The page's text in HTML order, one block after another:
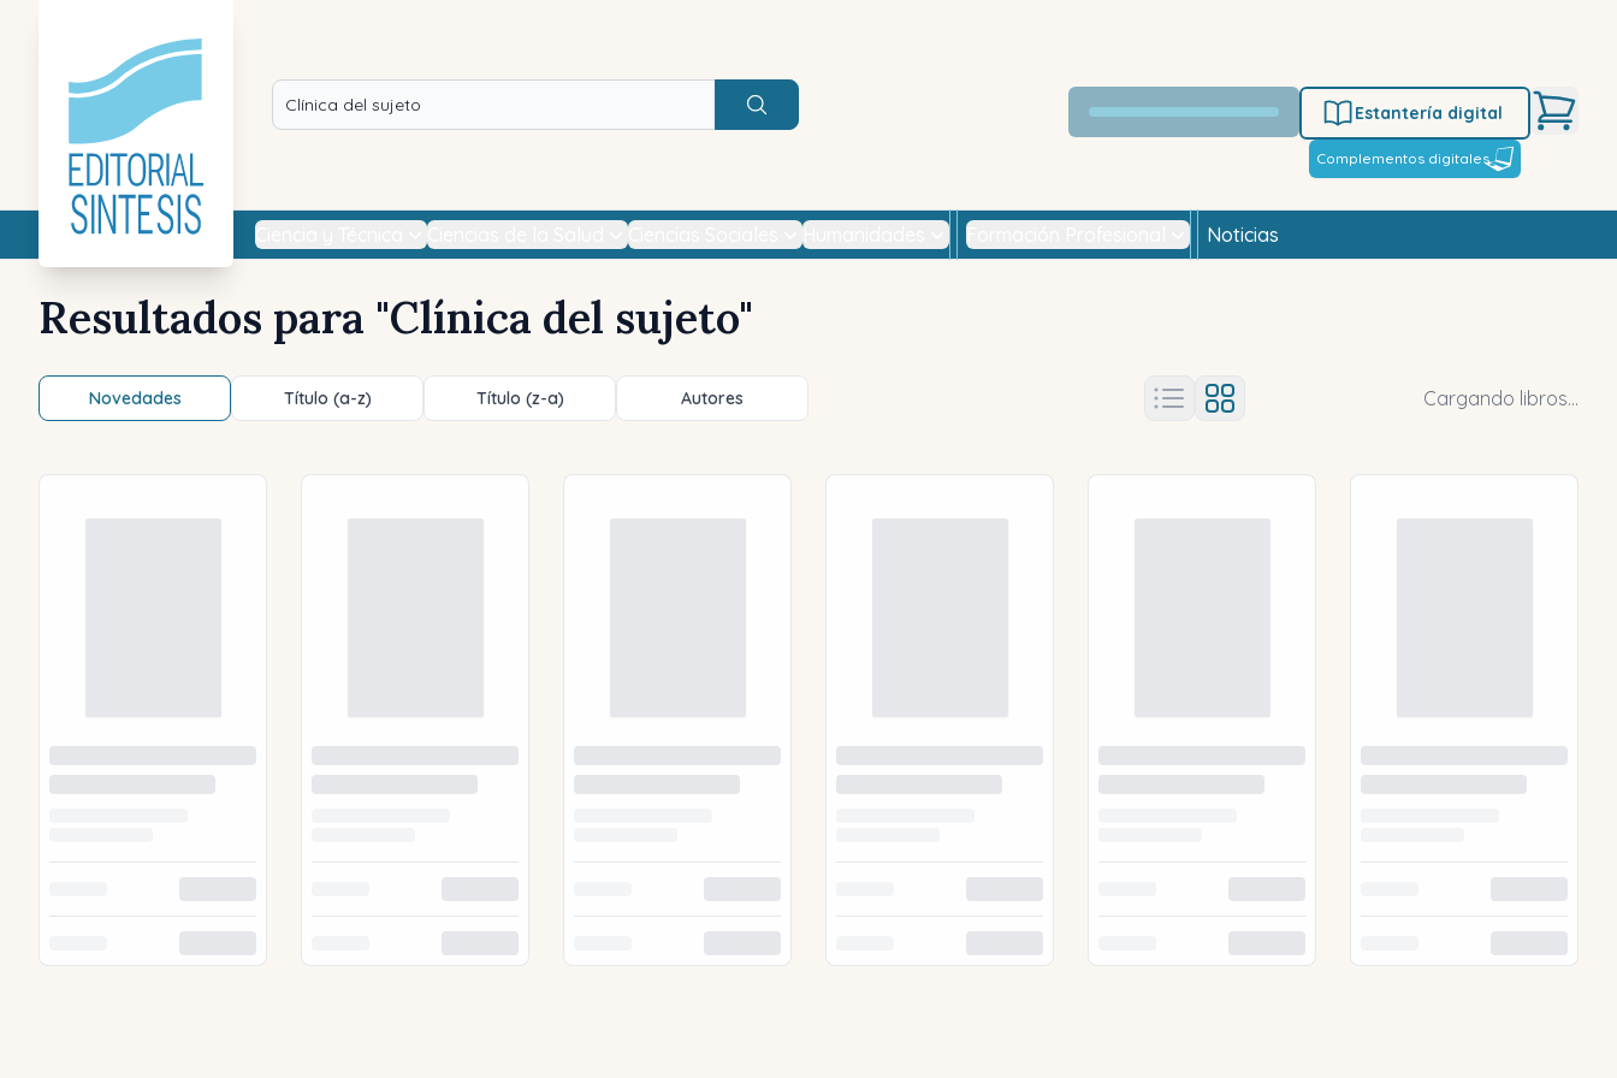
Buscar
Estantería digital
Complementos digitales
Noticias
Resultados para "Clínica del sujeto"
Novedades Título (a-z) Título (z-a) Autores Cargando libros...